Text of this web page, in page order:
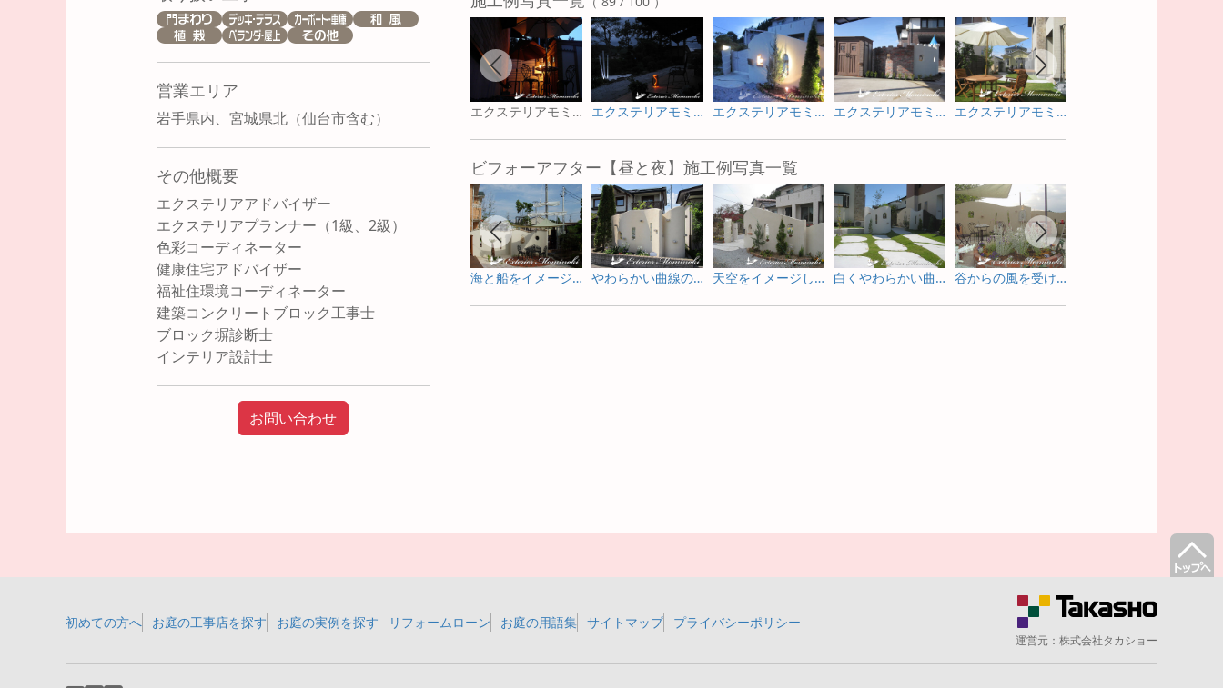
営業エリア
岩手県内、宮城県北（仙台市含む）
その他概要
エクステリアアドバイザー
エクステリアプランナー（1級、2級）
色彩コーディネーター
健康住宅アドバイザー
福祉住環境コーディネーター
建築コンクリートブロック工事士
ブロック塀診断士
インテリア設計士
お問い合わせ
エクステリアモミの木 - 花巻市美容室ココアート様邸 エクステリアモミの木 - 和賀郡T様邸 エクステリアモミの木 - 紫波郡F様邸 エクステリアモミの木 - 北上市O様邸 エクステリアモミの木 - 花巻市H様邸
ビフォーアフター【昼と夜】施工例写真一覧
海と船をイメージしたお庭の昼と夜 やわらかい曲線の大きな塗り壁の昼と夜 天空をイメージしたお庭の昼と夜 白くやわらかい曲線の塗り壁が出迎えるお庭の昼と夜 谷からの風を受け流すお庭の昼と夜
初めての方へ お庭の工事店を探す お庭の実例を探す リフォームローン お庭の用語集 サイトマップ プライバシーポリシー
運営元： 株式会社タカショー